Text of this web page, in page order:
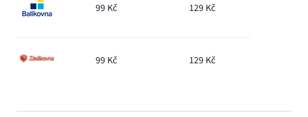
99 Kč 129 Kč
99 Kč 129 Kč